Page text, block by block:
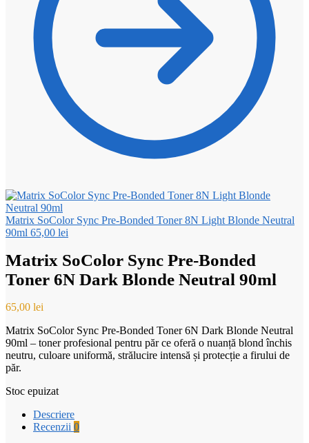
Matrix SoColor Sync Pre-Bonded Toner 8N Light Blonde Neutral
90ml 65,00 lei
Matrix SoColor Sync Pre-Bonded
Toner 6N Dark Blonde Neutral 90ml
65,00 lei
Matrix SoColor Sync Pre-Bonded Toner 6N Dark Blonde Neutral
90ml – toner profesional pentru păr ce oferă o nuanță blond închis
neutru, culoare uniformă, strălucire intensă și protecție a firului de
păr.
Stoc epuizat
Descriere
Recenzii 0